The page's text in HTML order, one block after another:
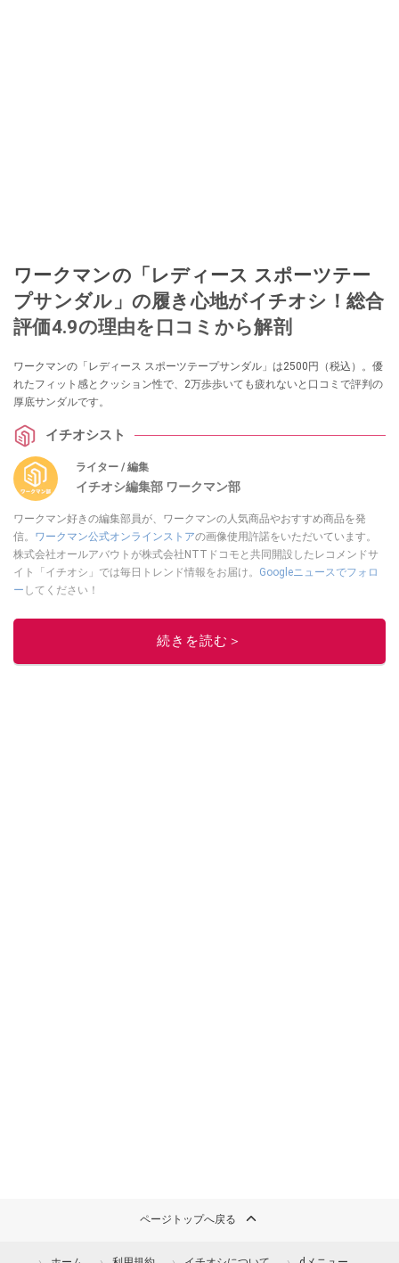
ワークマンの「レディース スポーツテー
プサンダル」の履き心地がイチオシ！総合
評価4.9の理由を口コミから解剖
ワークマンの「レディース スポーツテープサンダル」は2500円（税込）。優
れたフィット感とクッション性で、2万歩歩いても疲れないと口コミで評判の
厚底サンダルです。
イチオシスト
ライター / 編集
イチオシ編集部 ワークマン部
ワークマン好きの編集部員が、ワークマンの人気商品やおすすめ商品を発
信。 ワークマン公式オンラインストアの画像使用許諾をいただいています。
株式会社オールアバウトが株式会社NTTドコモと共同開設したレコメンドサ
イト「イチオシ」では毎日トレンド情報をお届け。 Googleニュースでフォロ
ー してください！
このイチオシストの他の記事を読む
続きを読む＞
ページトップへ戻る